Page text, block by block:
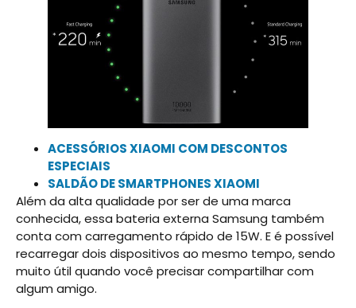
ACESSÓRIOS XIAOMI COM DESCONTOS
ESPECIAIS
SALDÃO DE SMARTPHONES XIAOMI
Além da alta qualidade por ser de uma marca
conhecida, essa bateria externa Samsung também
conta com carregamento rápido de 15W. E é possível
recarregar dois dispositivos ao mesmo tempo, sendo
muito útil quando você precisar compartilhar com
algum amigo.